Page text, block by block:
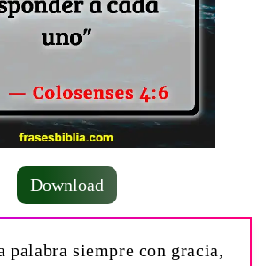
Download
palabra siempre con gracia,